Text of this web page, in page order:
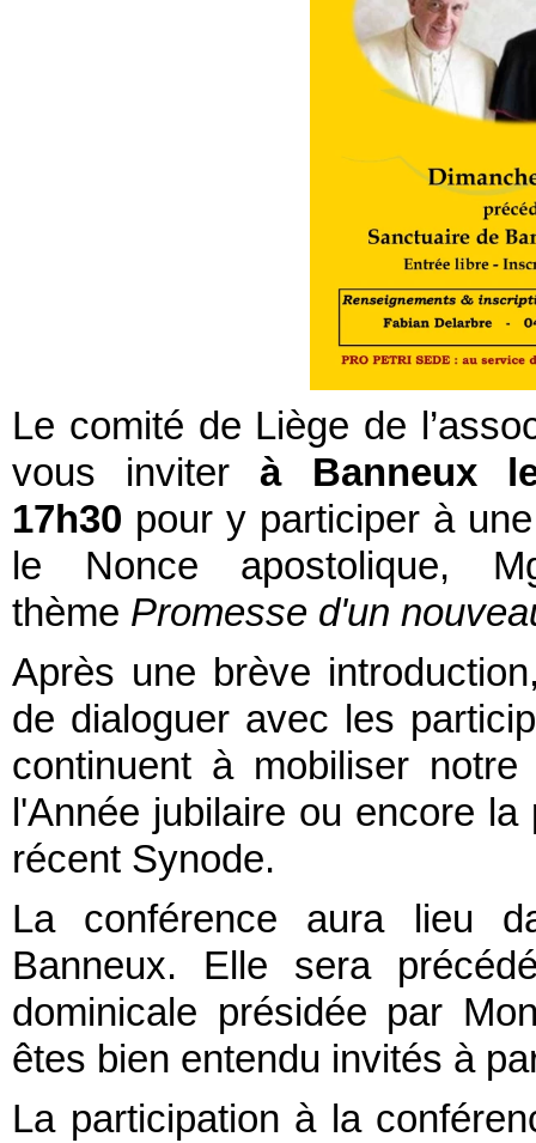
Le comité de Liège de
vous inviterà Banneux
17h30 pour y participer à
le Nonce apostolique,
thème Promesse d'un
Après une brève
de dialoguer avec les
continuent à mobiliser
l'Année jubilaire ou encore
récent Synode.
La conférence aura lieu
Banneux. Elle sera
dominicale présidée par
êtes bien entendu invités à
La participation à la